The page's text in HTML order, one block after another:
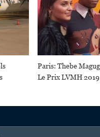
Paris: Thebe
Le Prix LVMH 2019